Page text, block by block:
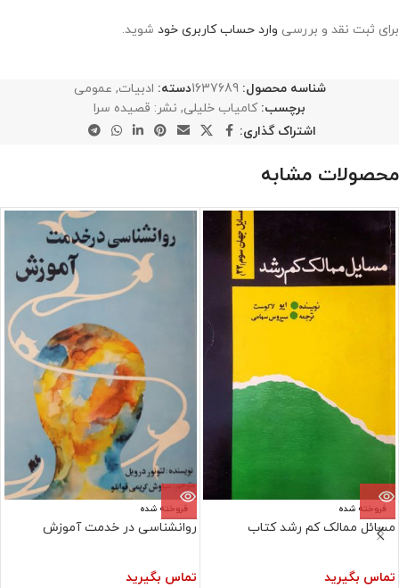
برای ثبت نقد و بررسی وارد حساب کاربری خود شوید.
شناسه محصول:1637689دسته: ادبیات, عمومی
برچسب: کامیاب خلیلی, نشر: قصیده سرا
اشتراک گذاری:
محصولات مشابه
فروخته شده
مسائل ممالک کم رشد کتاب
تماس بگیرید
فروخته شده
روانشناسی در خدمت آموزش
تماس بگیرید